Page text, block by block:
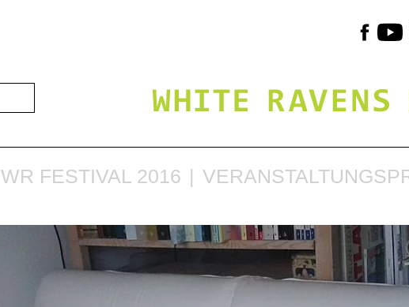
WR FESTIVAL 2016